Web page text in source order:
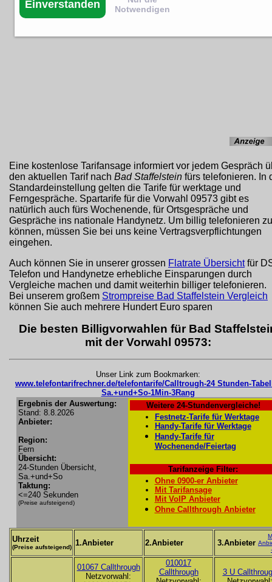
Eine kostenlose Tarifansage informiert vor jedem Gespräch
den aktuellen Tarif nach Bad Staffelstein fürs telefonieren. In
Standardeinstellung gelten die Tarife für werktage und
Ferngespräche. Spartarife für die Vorwahl 09573 gibt es
natürlich auch fürs Wochenende, für Ortsgespräche und
Gespräche ins nationale Handynetz. Um billig telefonieren zu
können, müssen Sie bei uns keine Vertragsverpflichtungen
eingehen.
Auch können Sie in unserer grossen Flatrate Übersichtfür
Telefon und Handynetze erhebliche Einsparungen durch
Vergleiche machen und damit weiterhin billiger telefonieren.
Bei unserem großem Strompreise Bad Staffelstein Vergleich
können Sie auch mehrere Hundert Euro sparen
Die besten Billigvorwahlen für Bad
mit der Vorwahl 09573:
Unser Link zum Bookmarken:
www.telefontarifrechner.de/telefontarife/Calltrough-24 Stunden-
Sa.+und+So-1Min-3Rang
Ergebnis der Auswertung:
Stand: 8.8.2026
Anbieter:
Region:
Fern
Übersicht:
24-Stunden Übersicht,
Sa.+und+So
Taktung:
<=240 Sekunden
(Preise aufsteigend)
Weitere 24-Stundenvergleiche!
Festnetz-Tarife für Werktage
Handy-Tarife für Werktage
Handy-Tarife für
Wochenende/Feiertag
Tarifanzeige Filter:
Ohne 0900-er Anbieter
Mit Tarifansage
Mit VoIP Anbieter
Ohne Callthrough Anbieter
Uhrzeit
(Preise aufsteigend) 1.Anbieter 2.Anbieter 3.Anbieter
01067 Callthrough
Netzvorwahl:
010017
Callthrough
3 U
Einverstanden
Notwendigen